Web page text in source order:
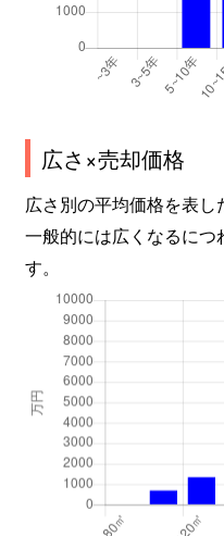
広さ×売却価格
広さ別の平均価格を表し
一般的には広くなるにつ
す。